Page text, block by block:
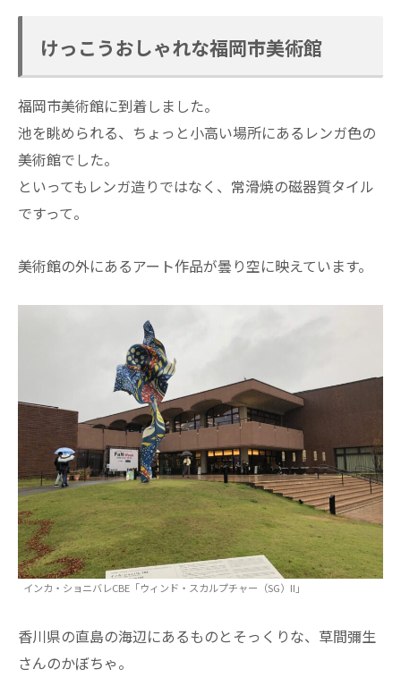
けっこうおしゃれな福岡市美術館
福岡市美術館に到着しました。
池を眺められる、ちょっと小高い場所にあるレンガ色の
美術館でした。
といってもレンガ造りではなく、常滑焼の磁器質タイル
ですって。
美術館の外にあるアート作品が曇り空に映えています。
インカ・ショニバレCBE「ウィンド・スカルプチャー（SG）II」
香川県の直島の海辺にあるものとそっくりな、草間彌生
さんのかぼちゃ。